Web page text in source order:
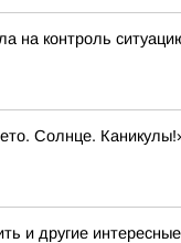
на контроль
Солнце.
и другие